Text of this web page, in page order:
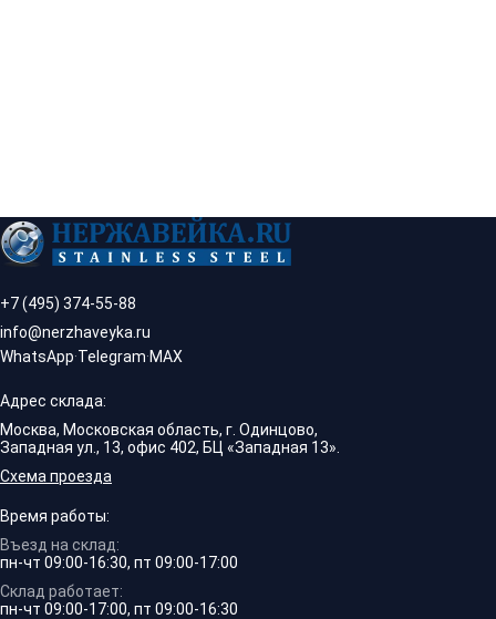
+7 (495) 374-55-88
info@nerzhaveyka.ru
WhatsApp·Telegram·MAX
Адрес склада:
Москва, Московская область, г. Одинцово,
Западная ул., 13, офис 402, БЦ «Западная 13».
Схема проезда
Время работы:
Въезд на склад:
пн-чт 09:00-16:30, пт 09:00-17:00
Склад работает:
пн-чт 09:00-17:00, пт 09:00-16:30